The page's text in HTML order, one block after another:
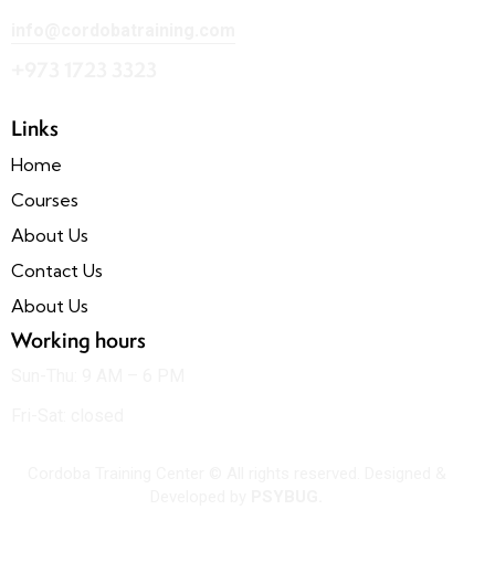
Links
Home
Courses
About Us
Contact Us
About Us
Working hours